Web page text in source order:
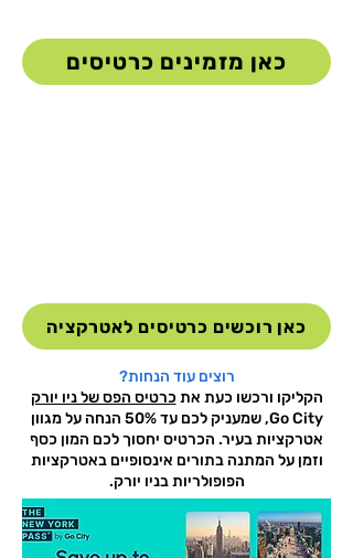
כאן מזמינים כרטיסים
כאן רוכשים כרטיסים לאטרקציה
רוצים עוד הנחות?
הקליקו ורכשו כעת את כרטיס הפס של ניו יורק
Go City, שמעניק לכם עד 50% הנחה על מגוון
אטרקציות בעיר. הכרטיס יחסוך לכם המון כסף
וזמן על המתנה בתורים אינסופיים באטרקציות
הפופולריות בניו יורק.